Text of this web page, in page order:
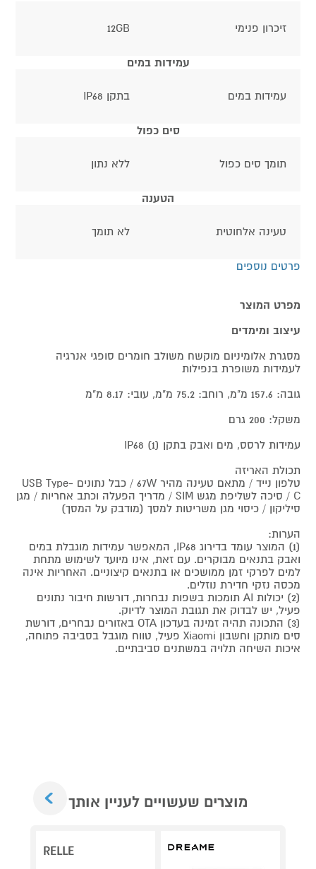
זיכרון פנימי 12GB
עמידות במים
עמידות במים בתקן IP68
סים כפול
תומך סים כפול ללא נתון
הטענה
טעינה אלחוטית לא תומך
פרטים נוספים
מפרט המוצר
עיצוב ומימדים
מסגרת אלומיניום מוקשח משולב חומרים סופגי אנרגיה
לעמידות משופרת בנפילות
גובה: 157.6 מ"מ, רוחב: 75.2 מ"מ, עובי: 8.17 מ"מ
משקל: 200 גרם
עמידות לרסס, מים ואבק בתקן IP68 (1)
תכולת האריזה
טלפון נייד / מתאם טעינה מהיר 67W / כבל נתונים USB Type-
C / סיכה לשליפת מגש SIM / מדריך הפעלה וכתב אחריות / מגן
סיליקון / כיסוי מגן משריטות למסך (מודבק על המסך)
הערות:
(1) המוצר עומד בדירוג IP68, המאפשר עמידות מוגבלת במים
ואבק בתנאים מבוקרים. עם זאת, אינו מיועד לשימוש מתחת
למים לפרקי זמן ממושכים או בתנאים קיצוניים. האחריות אינה
מכסה נזקי חדירת נוזלים.
(2) יכולות AI תומכות בשפות נבחרות, דורשות חיבור נתונים
פעיל, יש לבדוק את תגובת המוצר לדיוק.
(3) התכונה תהיה זמינה בעדכון OTA באזורים נבחרים, דורשת
סים מותקן וחשבון Xiaomi פעיל, טווח מוגבל בסביבה פתוחה,
איכות השיחה תלויה במשתנים סביבתיים.
מוצרים שעשויים לעניין אותך
RELLE